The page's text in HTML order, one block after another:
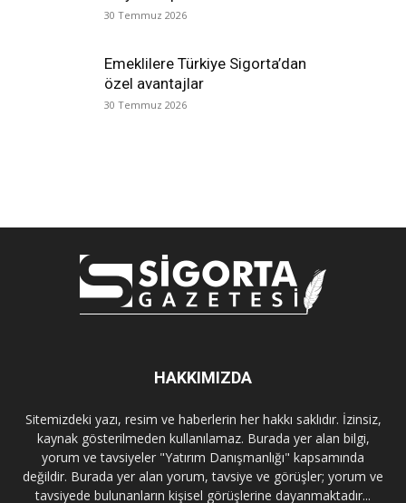
30 Temmuz 2026
Emeklilere Türkiye Sigorta’dan
özel avantajlar
30 Temmuz 2026
HAKKIMIZDA
Sitemizdeki yazı, resim ve haberlerin her hakkı saklıdır. İzinsiz,
kaynak gösterilmeden kullanılamaz. Burada yer alan bilgi,
yorum ve tavsiyeler "Yatırım Danışmanlığı" kapsamında
değildir. Burada yer alan yorum, tavsiye ve görüşler; yorum ve
tavsiyede bulunanların kişisel görüşlerine dayanmaktadır...